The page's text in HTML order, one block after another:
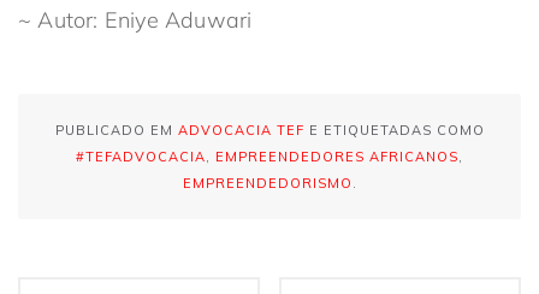
~ Autor: Eniye Aduwari
PUBLICADO EM ADVOCACIA TEF E ETIQUETADAS COMO
#TEFADVOCACIA
EMPREENDEDORES AFRICANOS
EMPREENDEDORISMO